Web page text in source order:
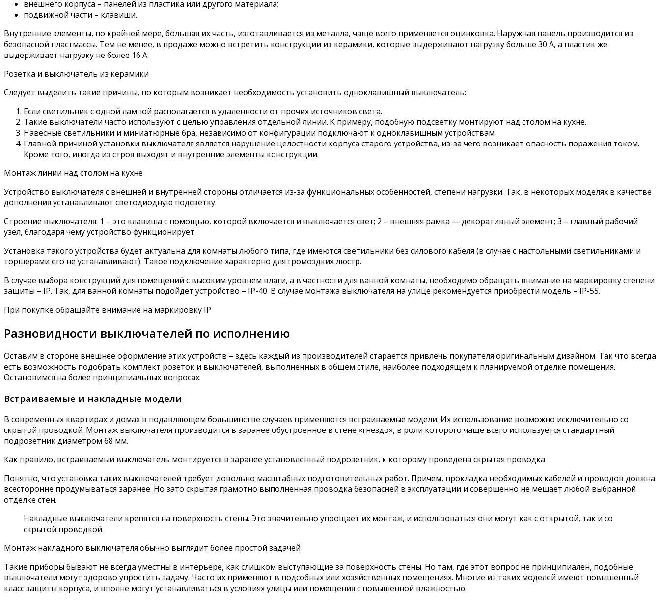
внешнего корпуса – панелей из пластика или другого материала;
подвижной части – клавиши.
Внутренние элементы, по крайней мере, большая их часть, изготавливается из металла, чаще всего применяется оцинковка. Наружная панель производится из
безопасной пластмассы. Тем не менее, в продаже можно встретить конструкции из керамики, которые выдерживают нагрузку больше 30 А, а пластик же
выдерживает нагрузку не более 16 А.
Розетка и выключатель из керамики
Следует выделить такие причины, по которым возникает необходимость установить одноклавишный выключатель:
Если светильник с одной лампой располагается в удаленности от прочих источников света.
Такие выключатели часто используют с целью управления отдельной линии. К примеру, подобную подсветку монтируют над столом на кухне.
Навесные светильники и миниатюрные бра, независимо от конфигурации подключают к одноклавишным устройствам.
Главной причиной установки выключателя является нарушение целостности корпуса старого устройства, из-за чего возникает опасность поражения током.
Кроме того, иногда из строя выходят и внутренние элементы конструкции.
Монтаж линии над столом на кухне
Устройство выключателя с внешней и внутренней стороны отличается из-за функциональных особенностей, степени нагрузки. Так, в некоторых моделях в качестве
дополнения устанавливают светодиодную подсветку.
Строение выключателя: 1 – это клавиша с помощью, которой включается и выключается свет; 2 – внешняя рамка — декоративный элемент; 3 – главный рабочий
узел, благодаря чему устройство функционирует
Установка такого устройства будет актуальна для комнаты любого типа, где имеются светильники без силового кабеля (в случае с настольными светильниками и
торшерами его не устанавливают). Такое подключение характерно для громоздких люстр.
В случае выбора конструкций для помещений с высоким уровнем влаги, а в частности для ванной комнаты, необходимо обращать внимание на маркировку степени
защиты – IP. Так, для ванной комнаты подойдет устройство – IP-40. В случае монтажа выключателя на улице рекомендуется приобрести модель – IP-55.
При покупке обращайте внимание на маркировку IP
Разновидности выключателей по исполнению
Оставим в стороне внешнее оформление этих устройств – здесь каждый из производителей старается привлечь покупателя оригинальным дизайном. Так что всегда
есть возможность подобрать комплект розеток и выключателей, выполненных в общем стиле, наиболее подходящем к планируемой отделке помещения.
Остановимся на более принципиальных вопросах.
Встраиваемые и накладные модели
В современных квартирах и домах в подавляющем большинстве случаев применяются встраиваемые модели. Их использование возможно исключительно со
скрытой проводкой. Монтаж выключателя производится в заранее обустроенное в стене «гнездо», в роли которого чаще всего используется стандартный
подрозетник диаметром 68 мм.
Как правило, встраиваемый выключатель монтируется в заранее установленный подрозетник, к которому проведена скрытая проводка
Понятно, что установка таких выключателей требует довольно масштабных подготовительных работ. Причем, прокладка необходимых кабелей и проводов должна
всесторонне продумываться заранее. Но зато скрытая грамотно выполненная проводка безопасней в эксплуатации и совершенно не мешает любой выбранной
отделке стен.
Накладные выключатели крепятся на поверхность стены. Это значительно упрощает их монтаж, и использоваться они могут как с открытой, так и со
скрытой проводкой.
Монтаж накладного выключателя обычно выглядит более простой задачей
Такие приборы бывают не всегда уместны в интерьере, как слишком выступающие за поверхность стены. Но там, где этот вопрос не принципиален, подобные
выключатели могут здорово упростить задачу. Часто их применяют в подсобных или хозяйственных помещениях. Многие из таких моделей имеют повышенный
класс защиты корпуса, и вполне могут устанавливаться в условиях улицы или помещения с повышенной влажностью.